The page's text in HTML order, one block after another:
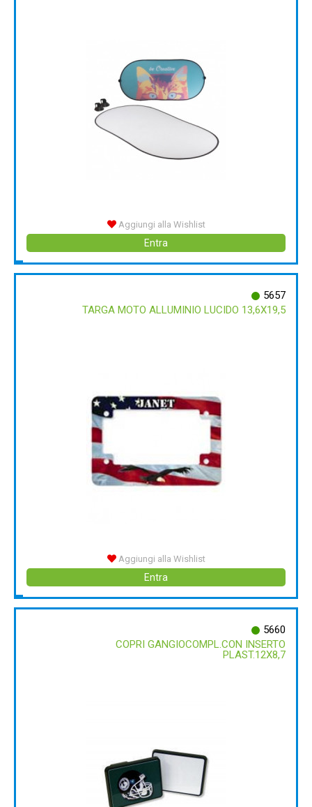
Aggiungi alla Wishlist
Entra
5657
TARGA MOTO ALLUMINIO LUCIDO 13,6X19,5
Aggiungi alla Wishlist
Entra
5660
COPRI GANGIOCOMPL.CON INSERTO
PLAST.12X8,7